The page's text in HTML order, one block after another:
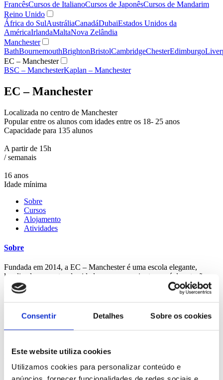
Consentir Detalhes Sobre os cookies
Este website utiliza cookies
Utilizamos cookies para personalizar conteúdo e
FrancêsCursos de ItalianoCursos de JaponêsCursos de Mandarim
Reino Unido
África do SulAustráliaCanadáDubaiEstados Unidos da
AméricaIrlandaMaltaNova Zelândia
Manchester
BathBournemouthBrightonBristolCambridgeChesterEdimburgo
EC – Manchester
BSC – ManchesterKaplan – Manchester
EC – Manchester
Localizada no centro de Manchester
Popular entre os alunos com idades entre os 18- 25 anos
Capacidade para 135 alunos
A partir de 15h
/ semanais
16 anos
Idade mínima
Sobre
Cursos
Alojamento
Atividades
Sobre
Fundada em 2014, a EC – Manchester é uma escola elegante,
localizada no centro da cidade, a poucos minutos a pé da estação
ferroviária de Manchester Piccadilly e com acesso fácil aos
principais locais de cultura e lazer de Manchester. A escola fica a 10
minutos de comboio do estádio de Old Trafford.
A escola tem capacidade para 135 alunos e dispõe de 9 salas de
aula, equipadas com quadros interativos, bem como uma biblioteca,
individual. A EC Manchester disponibiliza tablets para os alunos,
mediante requisição.
A EC é uma rede de escolas de inglês, presente em 8 países